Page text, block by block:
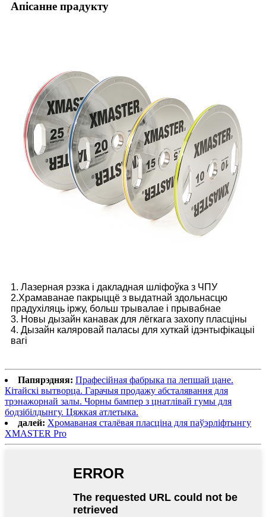
Апісанне прадукту
1. Лазерная рэзка і дакладная шліфоўка з ЧПУ
2.Храмаванае пакрыццё з выдатнай здольнасцю
прадухіляць іржу, больш трывалае і прывабнае
3. Новы дызайн канавак для лёгкага захопу пласціны
4. Дызайн каляровай паласы для хуткай ідэнтыфікацыі
вагі
Папярэдняя: Прафесійная фабрыка па лепшай цане.
Кітайскі вытворца. Гарачыя продажу абсталявання для
трэнажорнай залы. Чорны бампер з цнатлівай гумы для
бодзібілдынгу. Цяжкая атлетыка.
далей: Хромаваная сталёвая пласціна для паўэрліфтынгу
XMASTER Pro